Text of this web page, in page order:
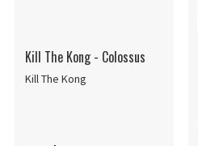
Kill The Kong - Colossus
Kill The Kong